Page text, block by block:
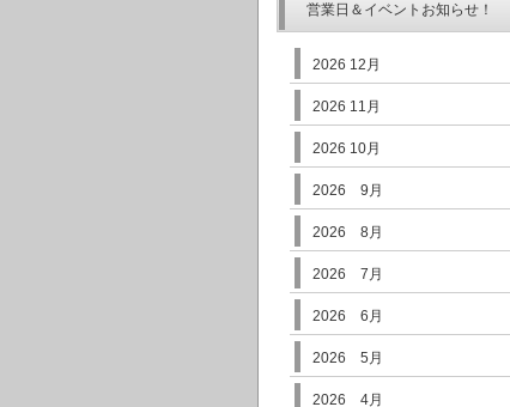
営業日＆イベントお知らせ！
2026 12月
2026 11月
2026 10月
2026 9月
2026 8月
2026 7月
2026 6月
2026 5月
2026 4月